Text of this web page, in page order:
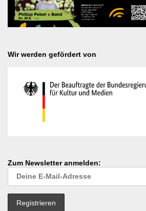
Wir werden gefördert von
Zum Newsletter anmelden: